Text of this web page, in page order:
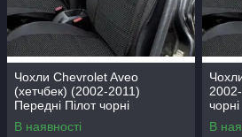
Чохли Chevrolet Aveo
(хетчбек) (2002-2011)
Передні Пілот чорні
В наявності
чорні
В